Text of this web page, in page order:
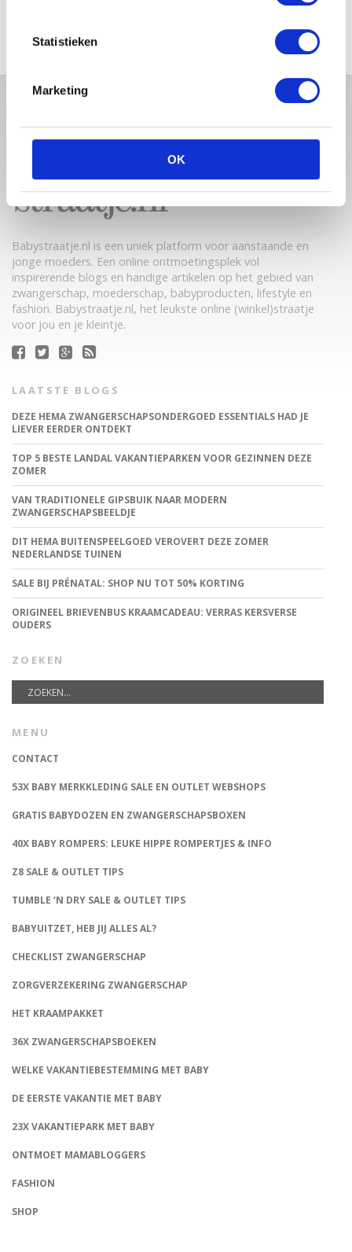
Statistieken
Marketing
OK
Babystraatje.nl is een uniek platform voor aanstaande en
jonge moeders. Een online ontmoetingsplek vol
inspirerende blogs en handige artikelen op het gebied van
zwangerschap, moederschap, babyproducten, lifestyle en
fashion. Babystraatje.nl, het leukste online (winkel)straatje
voor jou en je kleintje.
LAATSTE BLOGS
DEZE HEMA ZWANGERSCHAPSONDERGOED ESSENTIALS HAD JE
LIEVER EERDER ONTDEKT
TOP 5 BESTE LANDAL VAKANTIEPARKEN VOOR GEZINNEN DEZE
ZOMER
VAN TRADITIONELE GIPSBUIK NAAR MODERN
ZWANGERSCHAPSBEELDJE
DIT HEMA BUITENSPEELGOED VEROVERT DEZE ZOMER
NEDERLANDSE TUINEN
SALE BIJ PRÉNATAL: SHOP NU TOT 50% KORTING
ORIGINEEL BRIEVENBUS KRAAMCADEAU: VERRAS KERSVERSE
OUDERS
ZOEKEN
MENU
CONTACT
53X BABY MERKKLEDING SALE EN OUTLET WEBSHOPS
GRATIS BABYDOZEN EN ZWANGERSCHAPSBOXEN
40X BABY ROMPERS: LEUKE HIPPE ROMPERTJES & INFO
Z8 SALE & OUTLET TIPS
TUMBLE ‘N DRY SALE & OUTLET TIPS
BABYUITZET, HEB JIJ ALLES AL?
CHECKLIST ZWANGERSCHAP
ZORGVERZEKERING ZWANGERSCHAP
HET KRAAMPAKKET
36X ZWANGERSCHAPSBOEKEN
WELKE VAKANTIEBESTEMMING MET BABY
DE EERSTE VAKANTIE MET BABY
23X VAKANTIEPARK MET BABY
ONTMOET MAMABLOGGERS
FASHION
SHOP